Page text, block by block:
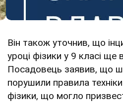
Він також уточнив, що
уроці фізики у 9 класі ще
Посадовець заявив, що
порушили правила
фізики, що могло